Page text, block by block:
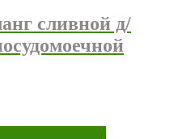
сливной д/